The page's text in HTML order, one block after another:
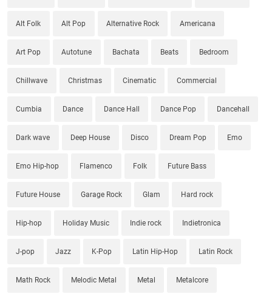
Alt Folk Alt Pop Alternative Rock Americana
Art Pop Autotune Bachata Beats Bedroom
Chillwave Christmas Cinematic Commercial
Cumbia Dance Dance Hall Dance Pop Dancehall
Dark wave Deep House Disco Dream Pop Emo
Emo Hip-hop Flamenco Folk Future Bass
Future House Garage Rock Glam Hard rock
Hip-hop Holiday Music Indie rock Indietronica
J-pop Jazz K-Pop Latin Hip-Hop Latin Rock
Math Rock Melodic Metal Metal Metalcore